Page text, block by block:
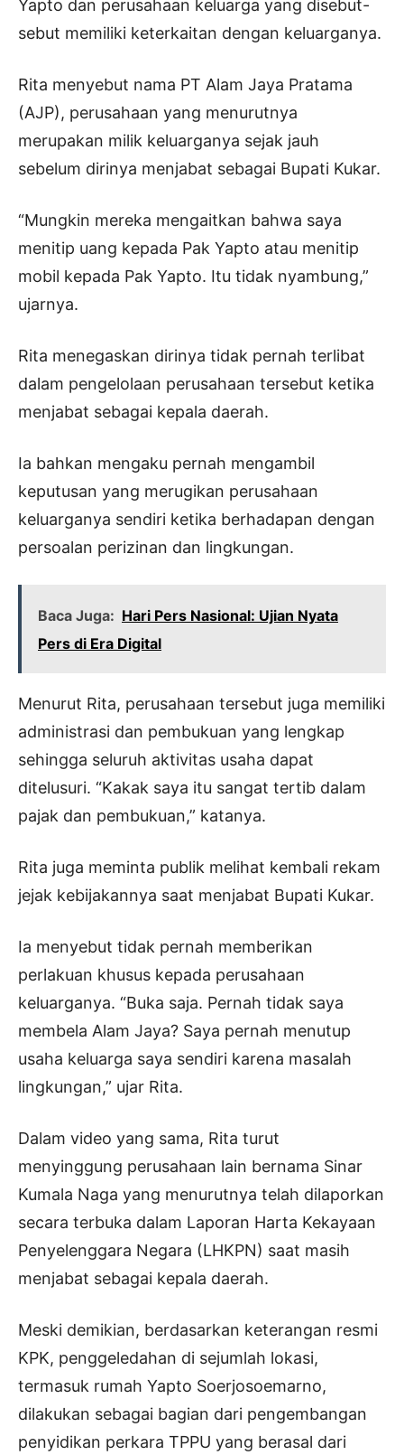
Yapto dan perusahaan keluarga yang disebut-
sebut memiliki keterkaitan dengan keluarganya.
Rita menyebut nama PT Alam Jaya Pratama
(AJP), perusahaan yang menurutnya
merupakan milik keluarganya sejak jauh
sebelum dirinya menjabat sebagai Bupati Kukar.
“Mungkin mereka mengaitkan bahwa saya
menitip uang kepada Pak Yapto atau menitip
mobil kepada Pak Yapto. Itu tidak nyambung,”
ujarnya.
Rita menegaskan dirinya tidak pernah terlibat
dalam pengelolaan perusahaan tersebut ketika
menjabat sebagai kepala daerah.
Ia bahkan mengaku pernah mengambil
keputusan yang merugikan perusahaan
keluarganya sendiri ketika berhadapan dengan
persoalan perizinan dan lingkungan.
Baca Juga: Hari Pers Nasional: Ujian Nyata
Pers di Era Digital
Menurut Rita, perusahaan tersebut juga memiliki
administrasi dan pembukuan yang lengkap
sehingga seluruh aktivitas usaha dapat
ditelusuri. “Kakak saya itu sangat tertib dalam
pajak dan pembukuan,” katanya.
Rita juga meminta publik melihat kembali rekam
jejak kebijakannya saat menjabat Bupati Kukar.
Ia menyebut tidak pernah memberikan
perlakuan khusus kepada perusahaan
keluarganya. “Buka saja. Pernah tidak saya
membela Alam Jaya? Saya pernah menutup
usaha keluarga saya sendiri karena masalah
lingkungan,” ujar Rita.
Dalam video yang sama, Rita turut
menyinggung perusahaan lain bernama Sinar
Kumala Naga yang menurutnya telah dilaporkan
secara terbuka dalam Laporan Harta Kekayaan
Penyelenggara Negara (LHKPN) saat masih
menjabat sebagai kepala daerah.
Meski demikian, berdasarkan keterangan resmi
KPK, penggeledahan di sejumlah lokasi,
termasuk rumah Yapto Soerjosoemarno,
dilakukan sebagai bagian dari pengembangan
penyidikan perkara TPPU yang berasal dari